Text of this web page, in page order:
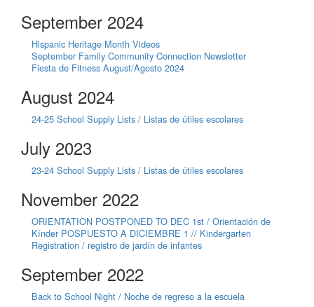
September 2024
Hispanic Heritage Month Videos
September Family Community Connection Newsletter
Fiesta de Fitness August/Agosto 2024
August 2024
24-25 School Supply Lists / Listas de útiles escolares
July 2023
23-24 School Supply Lists / Listas de útiles escolares
November 2022
ORIENTATION POSTPONED TO DEC 1st / Orientación de
Kínder POSPUESTO A DICIEMBRE 1 // Kindergarten
Registration / registro de jardín de infantes
September 2022
Back to School Night / Noche de regreso a la escuela